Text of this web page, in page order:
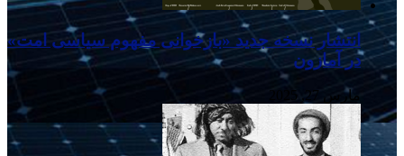
انتشار نسخه جدید «بازخوانی مفهوم سیاسی امت»
در آمازون
مارس 27, 2025